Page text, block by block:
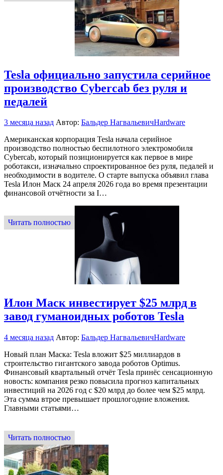
Tesla официально запустила серийное
производство Cybercab без руля и
педалей
3 месяца назад Автор: Бальдер НагвальевичHardware
Американская корпорация Tesla начала серийное
производство полностью беспилотного электромобиля
Cybercab, который позиционируется как первое в мире
роботакси, изначально спроектированное без руля, педалей и
необходимости в водителе. О старте выпуска объявил глава
Tesla Илон Маск 24 апреля 2026 года во время презентации
финансовой отчётности за I…
Читать полностью
Илон Маск инвестирует $25 млрд в
завод гуманоидных роботов Tesla
4 месяца назад Автор: Бальдер НагвальевичHardware
Новый план Маска: Tesla вложит $25 миллиардов в
строительство гигантского завода роботов Optimus.
Финансовый квартальный отчёт Tesla принёс сенсационную
новость: компания резко повысила прогноз капитальных
инвестиций на 2026 год с $20 млрд до более чем $25 млрд.
Эта сумма втрое превышает прошлогодние вложения.
Главными статьями…
Читать полностью